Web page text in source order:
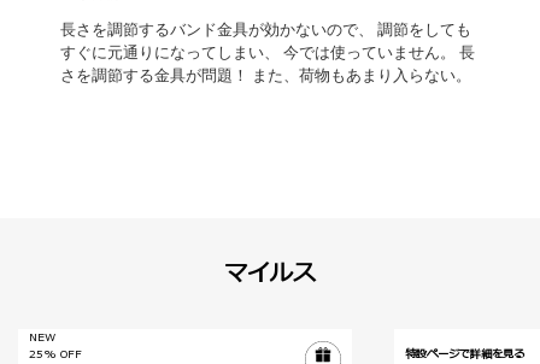
長さを調節するバンド金具が効かないので、 調節をしても
すぐに元通りになってしまい、 今では使っていません。 長
さを調節する金具が問題！ また、荷物もあまり入らない。
マイルス
25% OFF
NEW
特設ページで詳細を見る